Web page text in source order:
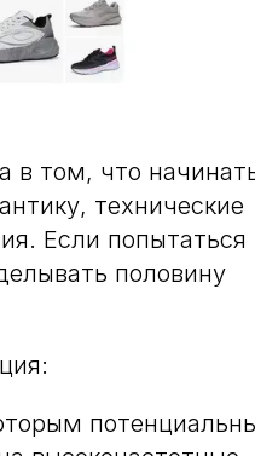
в том, что
технические
Если попытаться
половину